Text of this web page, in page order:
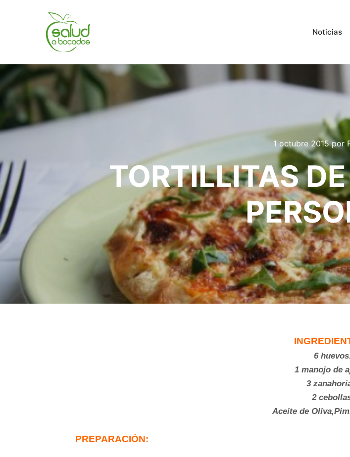
Noticias
1 octubre 2015por
TORTILLITAS
6
1 manojo de
3
2
Aceite de
PREPARACIÓN: